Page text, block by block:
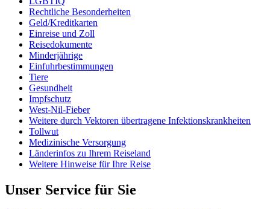
Rechtliche Besonderheiten
Geld/Kreditkarten
Einreise und Zoll
Reisedokumente
Minderjährige
Einfuhrbestimmungen
Tiere
Gesundheit
Impfschutz
West-Nil-Fieber
Weitere durch Vektoren übertragene Infektionskrankheiten
Tollwut
Medizinische Versorgung
Länderinfos zu Ihrem Reiseland
Weitere Hinweise für Ihre Reise
Unser Service für Sie